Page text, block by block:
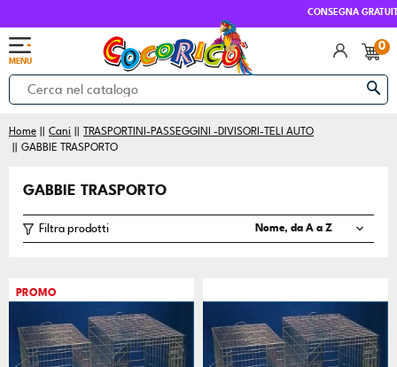
CONSEGNA GRATUITA
MENU
0
Home Cani
TRASPORTINI-PASSEGGINI -DIVISORI-TELI AUTO
GABBIE TRASPORTO
GABBIE TRASPORTO
Filtra prodotti
PROMO